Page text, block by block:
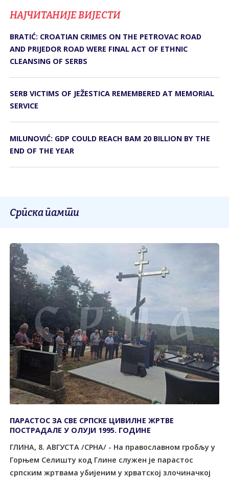
НАЈЧИТАНИЈЕ ВИЈЕСТИ
BRATIĆ: CROATIAN CRIMES ON THE PETROVAC ROAD
AND PRIJEDOR ROAD WERE FINAL ACT OF ETHNIC
CLEANSING OF SERBS
SERB VICTIMS OF JEŽESTICA REMEMBERED AT MEMORIAL
SERVICE
MILUNOVIĆ: GDP COULD REACH BAM 20 BILLION BY THE
END OF THE YEAR
Српска памти
ПАРАСТОС ЗА СВЕ СРПСКЕ ЦИВИЛНЕ ЖРТВЕ
ПОСТРАДАЛЕ У ОЛУЈИ 1995. ГОДИНЕ
ГЛИНА, 8. АВГУСTА /СРНА/ - На православном гробљу у
Горњем Селишту код Глине служен је парастос
српским жртвама убијеним у хрватској злочиначкој